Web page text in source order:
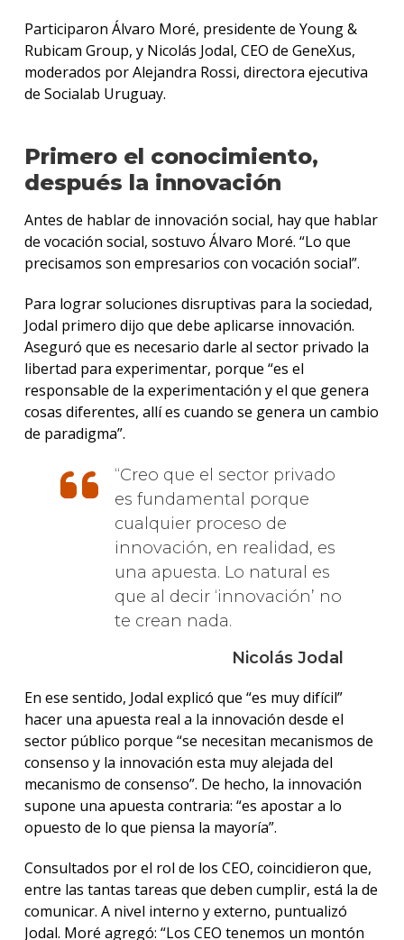
Participaron Álvaro Moré, presidente de Young &
Rubicam Group, y Nicolás Jodal, CEO de GeneXus,
moderados por Alejandra Rossi, directora ejecutiva
de Socialab Uruguay.
Primero el conocimiento,
después la innovación
Antes de hablar de innovación social, hay que hablar
de vocación social, sostuvo Álvaro Moré. “Lo que
precisamos son empresarios con vocación social”.
Para lograr soluciones disruptivas para la sociedad,
Jodal primero dijo que debe aplicarse innovación.
Aseguró que es necesario darle al sector privado la
libertad para experimentar, porque “es el
responsable de la experimentación y el que genera
cosas diferentes, allí es cuando se genera un cambio
de paradigma”.
Creo que el sector privado
es fundamental porque
cualquier proceso de
innovación, en realidad, es
una apuesta. Lo natural es
que al decir ‘innovación’ no
te crean nada.
Nicolás Jodal
En ese sentido, Jodal explicó que “es muy difícil”
hacer una apuesta real a la innovación desde el
sector público porque “se necesitan mecanismos de
consenso y la innovación esta muy alejada del
mecanismo de consenso”. De hecho, la innovación
supone una apuesta contraria: “es apostar a lo
opuesto de lo que piensa la mayoría”.
Consultados por el rol de los CEO, coincidieron que,
entre las tantas tareas que deben cumplir, está la de
comunicar. A nivel interno y externo, puntualizó
Jodal. Moré agregó: “Los CEO tenemos un montón